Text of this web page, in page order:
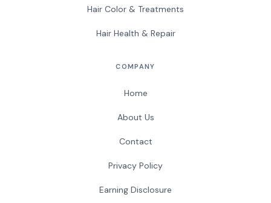
Hair Color & Treatments
Hair Health & Repair
COMPANY
Home
About Us
Contact
Privacy Policy
Earning Disclosure